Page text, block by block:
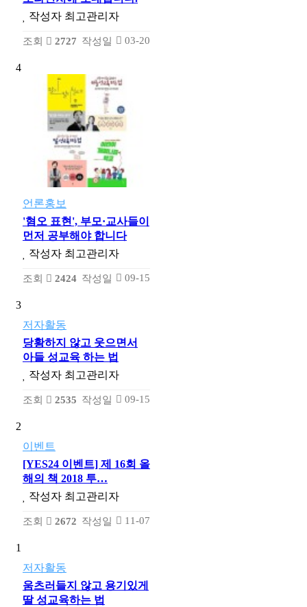
작성자 최고관리자
조회 2727 작성일 03-20
4
언론홍보
'혐오 표현', 부모·교사들이
먼저 공부해야 합니다
작성자 최고관리자
조회 2424 작성일 09-15
3
저자활동
당황하지 않고 웃으면서
아들 성교육 하는 법
작성자 최고관리자
조회 2535 작성일 09-15
2
이벤트
[YES24 이벤트] 제 16회 올
해의 책 2018 투…
작성자 최고관리자
조회 2672 작성일 11-07
1
저자활동
움츠러들지 않고 용기있게
딸 성교육하는 법